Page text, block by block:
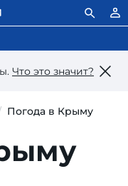
Что это значит?
Погода в Крыму